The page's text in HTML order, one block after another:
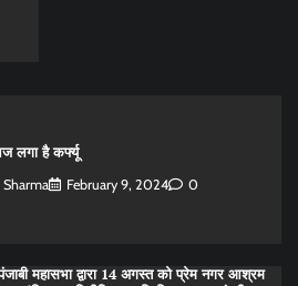
लगा है कर्फ्यू
Sharma February 9, 2024 0
महासभा द्वारा 14 अगस्त को प्रेम नगर आश्रम